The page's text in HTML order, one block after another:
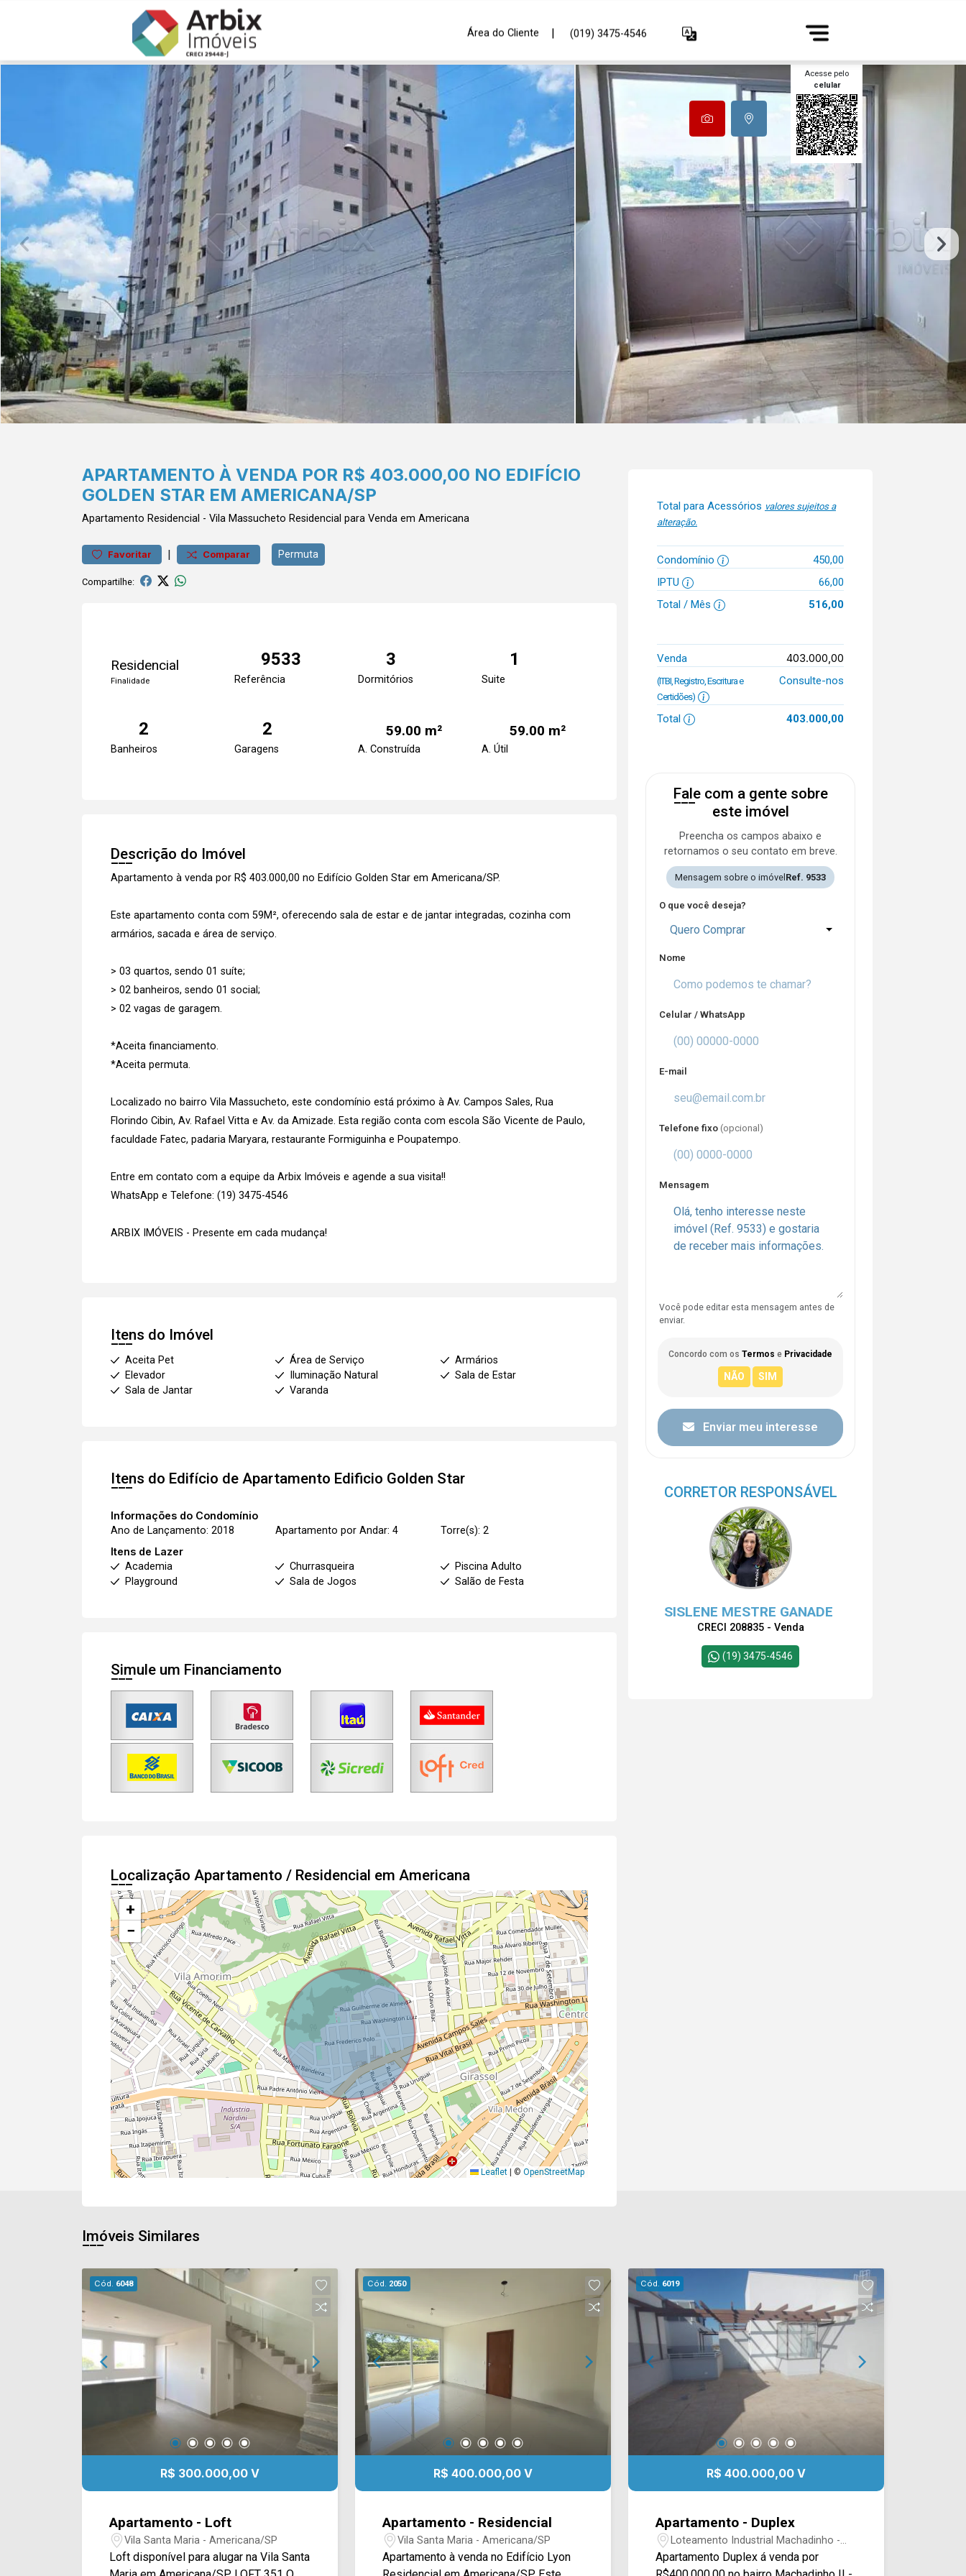
Área do Cliente | (019) 3475-4546
Acesse pelo
celular
APARTAMENTO À VENDA POR R$ 403.000,00 NO EDIFÍCIO
GOLDEN STAR EM AMERICANA/SP
Apartamento Residencial - Vila Massucheto Residencial para Venda em Americana
Favoritar | Comparar Permuta
Compartilhe:
Residencial
Finalidade
9533
Referência
3
Dormitórios
1
Suite
2
Banheiros
2
Garagens
59.00 m²
A. Construída
59.00 m²
A. Útil
Descrição do Imóvel
Apartamento à venda por R$ 403.000,00 no Edifício Golden Star em Americana/SP.
Este apartamento conta com 59M², oferecendo sala de estar e de jantar integradas, cozinha com
armários, sacada e área de serviço.
> 03 quartos, sendo 01 suíte;
> 02 banheiros, sendo 01 social;
> 02 vagas de garagem.
*Aceita financiamento.
*Aceita permuta.
Localizado no bairro Vila Massucheto, este condomínio está próximo à Av. Campos Sales, Rua
Florindo Cibin, Av. Rafael Vitta e Av. da Amizade. Esta região conta com escola São Vicente de Paulo,
faculdade Fatec, padaria Maryara, restaurante Formiguinha e Poupatempo.
Entre em contato com a equipe da Arbix Imóveis e agende a sua visita!!
WhatsApp e Telefone: (19) 3475-4546
ARBIX IMÓVEIS - Presente em cada mudança!
Itens do Imóvel
Aceita Pet Área de Serviço
Armários
Elevador
Iluminação Natural
Sala de Estar
Sala de Jantar
Varanda
Itens do Edifício de Apartamento Edificio Golden Star
Informações do Condomínio
Ano de Lançamento: 2018
Apartamento por Andar: 4
Torre(s): 2
Itens de Lazer
Academia
Churrasqueira
Piscina Adulto
Playground
Sala de Jogos Salão de Festa
Simule um Financiamento
Localização Apartamento / Residencial em Americana
+
−
Leaflet © OpenStreetMap
Total para Acessórios valores sujeitos a
alteração.
Condomínio
450,00
IPTU
66,00
Total / Mês
516,00
Venda 403.000,00
(ITBI, Registro, Escritura e
Certidões)
Consulte-nos
Total 403.000,00
Fale com a gente sobre
este imóvel
Preencha os campos abaixo e
retornamos o seu contato em breve.
Mensagem sobre o imóvel Ref. 9533
O que você deseja?
Quero Comprar
Nome
Celular / WhatsApp
E-mail
Telefone fixo (opcional)
Mensagem
Você pode editar esta mensagem antes de
enviar.
Concordo com os Termos e Privacidade
Enviar meu interesse
CORRETOR RESPONSÁVEL
SISLENE MESTRE GANADE
CRECI 208835 - Venda
(19) 3475-4546
Imóveis Similares
Cód. 6048
R$ 300.000,00 V
Apartamento - Loft
Vila Santa Maria - Americana/SP
Loft disponível para alugar na Vila Santa
Cód. 2050
R$ 400.000,00 V
Apartamento - Residencial
Vila Santa Maria - Americana/SP
Apartamento à venda no Edifício Lyon
Cód. 6019
R$ 400.000,00 V
Apartamento - Duplex
Loteamento Industrial Machadinho -
Americana/SP
Apartamento Duplex á venda por